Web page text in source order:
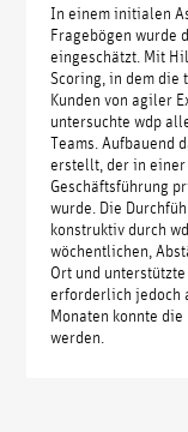
In einem initialen
Fragebögen wurde
eingeschätzt. Mit
Scoring, in dem die
Kunden von agiler
untersuchte wdp
Teams. Aufbauend
erstellt, der in einer
Geschäftsführung
wurde. Die
konstruktiv durch
wöchentlichen,
Ort und
erforderlich jedoch
Monaten konnte
werden.